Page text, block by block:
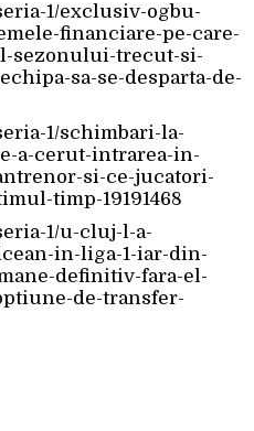
1/exclusiv-ogbu-
financiare-pe-care-
sezonului-trecut-si-
sa-se-desparta-de-
1/schimbari-la-
a-cerut-intrarea-in-
si-ce-jucatori-
timp-19191468
1/u-cluj-l-a-
in-liga-1-iar-din-
definitiv-fara-el-
de-transfer-